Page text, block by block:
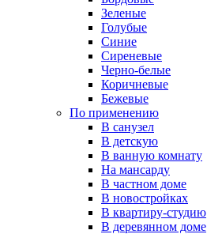
Зеленые
Голубые
Синие
Сиреневые
Черно-белые
Коричневые
Бежевые
По применению
В санузел
В детскую
В ванную комнату
На мансарду
В частном доме
В новостройках
В квартиру-студию
В деревянном доме